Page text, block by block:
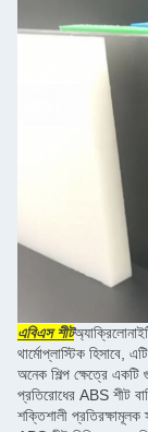
এবিএস শীট
থার্মোপ্লাস্টিক হিসাবে,
অনেক শিল্প ক্ষেত্রে
প্রতিরোধের ABS শীট
শক্তিশালী